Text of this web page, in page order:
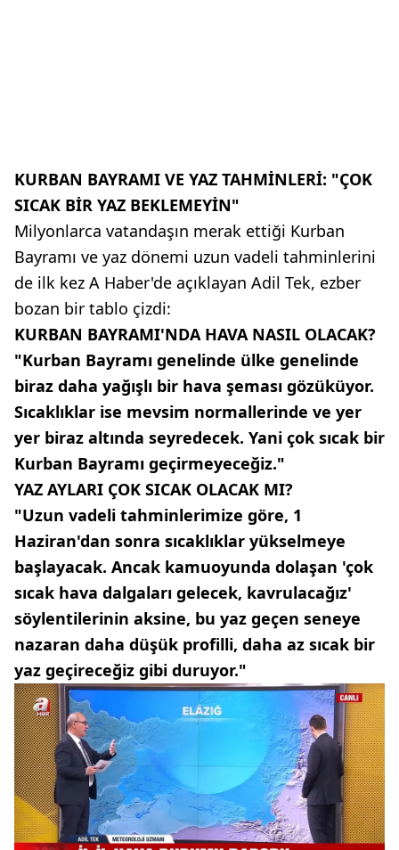
KURBAN BAYRAMI VE YAZ TAHMİNLERİ: "ÇOK
SICAK BİR YAZ BEKLEMEYİN"
Milyonlarca vatandaşın merak ettiği Kurban
Bayramı ve yaz dönemi uzun vadeli tahminlerini
de ilk kez A Haber'de açıklayan Adil Tek, ezber
bozan bir tablo çizdi:
KURBAN BAYRAMI'NDA HAVA NASIL OLACAK?
"Kurban Bayramı genelinde ülke genelinde
biraz daha yağışlı bir hava şeması gözüküyor.
Sıcaklıklar ise mevsim normallerinde ve yer
yer biraz altında seyredecek. Yani çok sıcak bir
Kurban Bayramı geçirmeyeceğiz."
YAZ AYLARI ÇOK SICAK OLACAK MI?
"Uzun vadeli tahminlerimize göre, 1
Haziran'dan sonra sıcaklıklar yükselmeye
başlayacak. Ancak kamuoyunda dolaşan 'çok
sıcak hava dalgaları gelecek, kavrulacağız'
söylentilerinin aksine, bu yaz geçen seneye
nazaran daha düşük profilli, daha az sıcak bir
yaz geçireceğiz gibi duruyor."